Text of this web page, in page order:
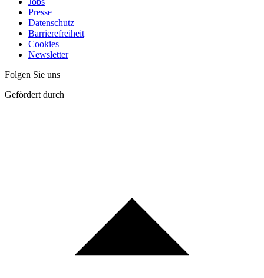
Presse
Datenschutz
Barrierefreiheit
Cookies
Newsletter
Folgen Sie uns
Gefördert durch